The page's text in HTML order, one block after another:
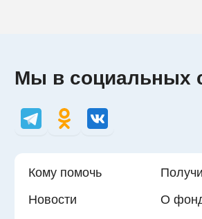
Мы в социальных
Кому помочь
Новости
О